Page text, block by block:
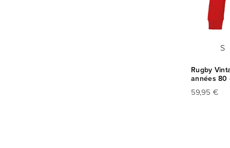
S
Rugby
années 80
59,95 €